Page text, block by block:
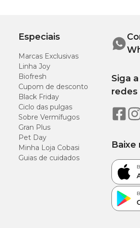
Especiais
Marcas Exclusivas
Linha Joy
Biofresh
Cupom de desconto
Black Friday
Ciclo das pulgas
Sobre Vermífugos
Gran Plus
Pet Day
Minha Loja Cobasi
Guias de cuidados
Siga
redes
Baixe